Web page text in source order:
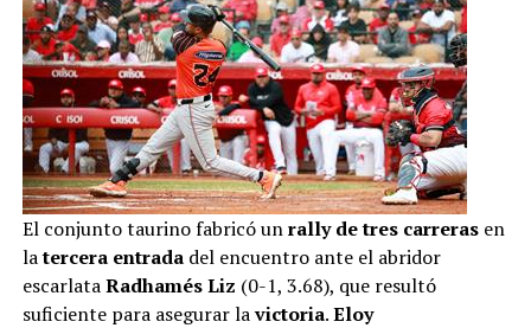
El conjunto taurino fabricó unrally de tres carrerasen
latercera entradadel encuentro ante el abridor
escarlataRadhamés Liz (0-1, 3.68), que resultó
suficiente para asegurar lavictoria.Eloy